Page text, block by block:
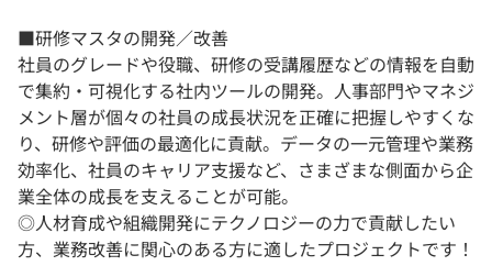
■研修マスタの開発／改善
社員のグレードや役職、研修の受講履歴などの情報を自動
で集約・可視化する社内ツールの開発。人事部門やマネジ
メント層が個々の社員の成長状況を正確に把握しやすくな
り、研修や評価の最適化に貢献。データの一元管理や業務
効率化、社員のキャリア支援など、さまざまな側面から企
業全体の成長を支えることが可能。
◎人材育成や組織開発にテクノロジーの力で貢献したい
方、業務改善に関心のある方に適したプロジェクトです！